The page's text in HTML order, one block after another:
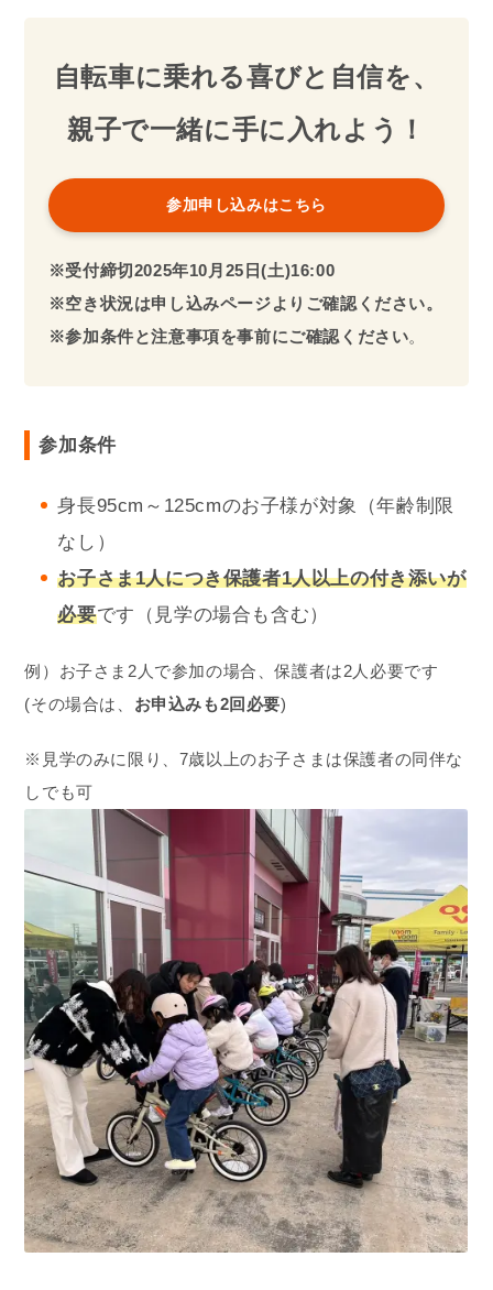
自転車に乗れる喜びと自信を、
親子で一緒に手に入れよう！
参加申し込みはこちら
※受付締切2025年10月 25日(土)16:00
※空き状況は申し込みページよりご確認ください。
※参加条件と注意事項を事前にご確認ください。
参加条件
身長95cm～125cmのお子様が対象（年齢制限
なし）
お子さま1人につき保護者1人以上の付き添いが
必要です（見学の場合も含む）
例）お子さま2人で参加の場合、保護者は2人必要です
(その場合は、 お申込みも2回必要)
※見学のみに限り、7歳以上のお子さまは保護者の同伴な
しでも可